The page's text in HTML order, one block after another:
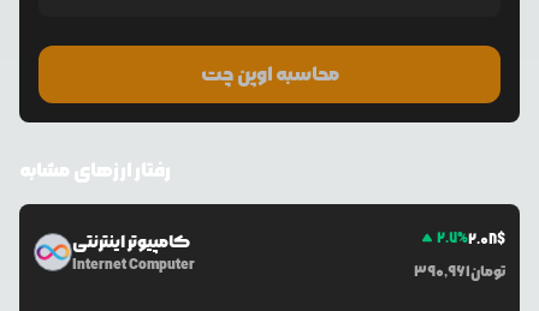
محاسبه اوپن چت
رفتار ارزهای مشابه
کامپیوتر اینترنتی
Internet Computer
2.7%2.08$
390,961تومان